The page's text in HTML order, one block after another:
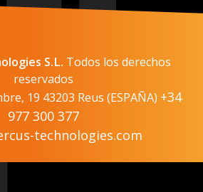
S.L. Todos los derechos
reservados
19 43203 Reus (ESPAÑA) +34
977 300 377
technologies.com